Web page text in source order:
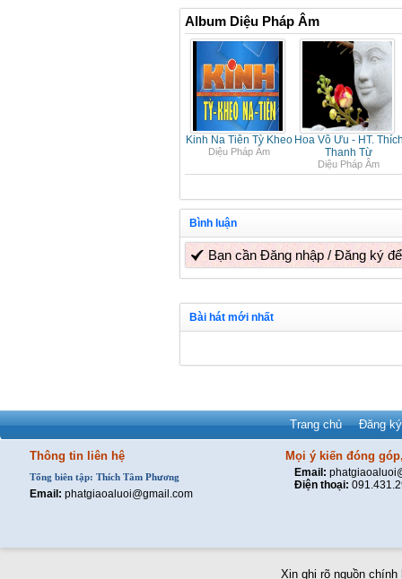
Album Diệu Pháp Âm
Kinh Na Tiên Tỳ Kheo
Diệu Pháp Âm
Hoa Vô Ưu - HT.
Thanh Từ
Diệu Pháp Âm
Bình luận
Bạn cần Đăng nhập/Đăng ký
Bài hát mới nhất
Trang chủ Đăng
Thông tin liên hệ
Tổng biên tập: Thích Tâm Phương
Email: phatgiaoaluoi@gmail.com
Mọi ý kiến đóng
Email:
Điện thoại:
Xin ghi rõ nguồn